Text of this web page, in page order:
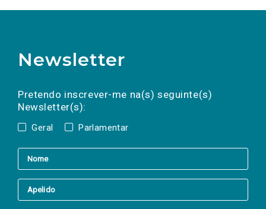
Newsletter
Pretendo inscrever-me na(s) seguinte(s)
Newsletter(s):
Geral Parlamentar
a(s) newsletter(s).
mail